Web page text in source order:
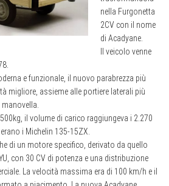
nella Furgonetta
2CV con il nome
di Acadyane.
Il veicolo venne
e funzionale, il nuovo parabrezza più
migliore, assieme alle portiere laterali più
il volume di carico raggiungeva i 2.270
i Michelin 135-15ZX.
di un motore specifico, derivato da quello
con 30 CV di potenza e una distribuzione
La velocità massima era di 100 km/h e il